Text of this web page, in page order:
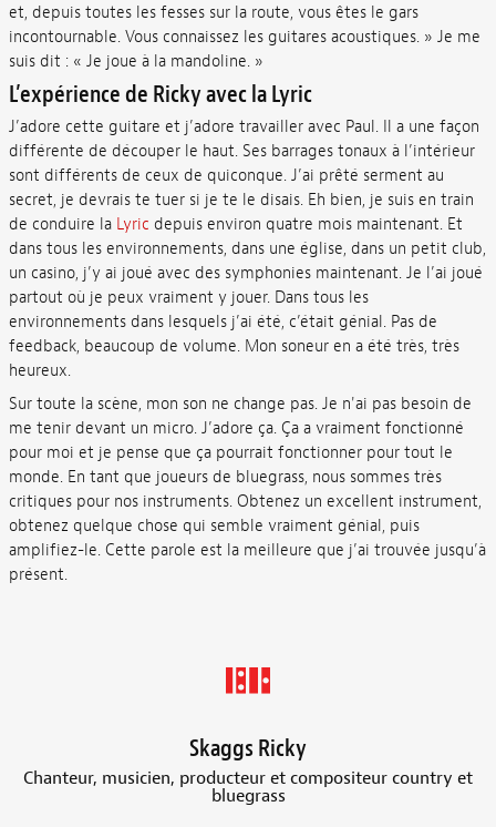
et, depuis toutes les fesses sur la route, vous êtes le gars
incontournable. Vous connaissez les guitares acoustiques. » Je me
suis dit : « Je joue à la mandoline. »
L’expérience de Ricky avec la Lyric
J’adore cette guitare et j’adore travailler avec Paul. Il a une façon
différente de découper le haut. Ses barrages tonaux à l’intérieur
sont différents de ceux de quiconque. J’ai prêté serment au
secret, je devrais te tuer si je te le disais. Eh bien, je suis en train
de conduire la Lyric depuis environ quatre mois maintenant. Et
dans tous les environnements, dans une église, dans un petit club,
un casino, j’y ai joué avec des symphonies maintenant. Je l’ai joué
partout où je peux vraiment y jouer. Dans tous les
environnements dans lesquels j’ai été, c’était génial. Pas de
feedback, beaucoup de volume. Mon soneur en a été très, très
heureux.
Sur toute la scène, mon son ne change pas. Je n'ai pas besoin de
me tenir devant un micro. J’adore ça. Ça a vraiment fonctionné
pour moi et je pense que ça pourrait fonctionner pour tout le
monde. En tant que joueurs de bluegrass, nous sommes très
critiques pour nos instruments. Obtenez un excellent instrument,
obtenez quelque chose qui semble vraiment génial, puis
amplifiez-le. Cette parole est la meilleure que j’ai trouvée jusqu’à
présent.
Skaggs Ricky
Chanteur, musicien, producteur et compositeur country et
bluegrass